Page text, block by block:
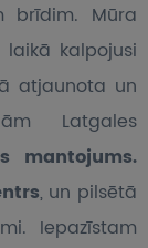
brīdim. Mūra
kalpojusi
atjaunota un
Latgales
mantojums.
, un pilsētā
Iepazīstam